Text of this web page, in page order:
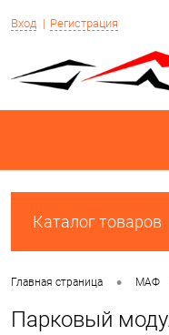
Вход Регистрация
Каталог товаров
Главная страница • МАФ
Парковый